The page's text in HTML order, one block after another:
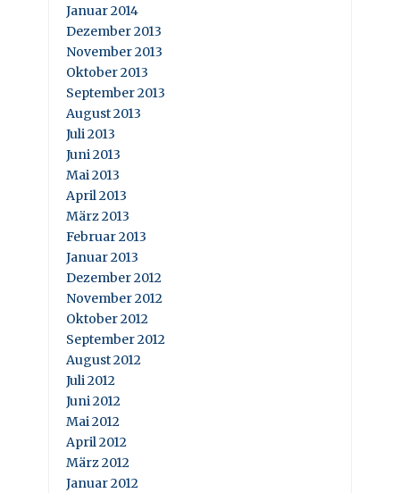
Januar 2014
Dezember 2013
November 2013
Oktober 2013
September 2013
August 2013
Juli 2013
Juni 2013
Mai 2013
April 2013
März 2013
Februar 2013
Januar 2013
Dezember 2012
November 2012
Oktober 2012
September 2012
August 2012
Juli 2012
Juni 2012
Mai 2012
April 2012
März 2012
Januar 2012